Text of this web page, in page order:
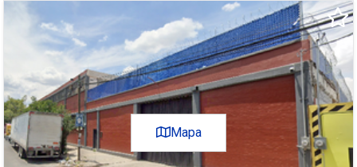
+
-
Satélite
Mapa